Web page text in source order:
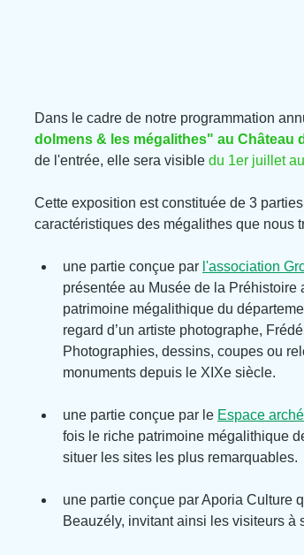
Dans le cadre de notre programmation
dolmens & les mégalithes" au Château
de l'entrée, elle sera visible du 1er juillet
Cette exposition est constituée de 3
caractéristiques des mégalithes que nous
une partie conçue par l'association
présentée au Musée de la
patrimoine mégalithique du
regard d’un artiste photographe,
Photographies, dessins, coupes ou
monuments depuis le XIXe siècle.
une partie conçue par le Espace
fois le riche patrimoine mégalithique
situer les sites les plus remarquables.
une partie conçue par Aporia Culture
Beauzély, invitant ainsi les visiteurs à